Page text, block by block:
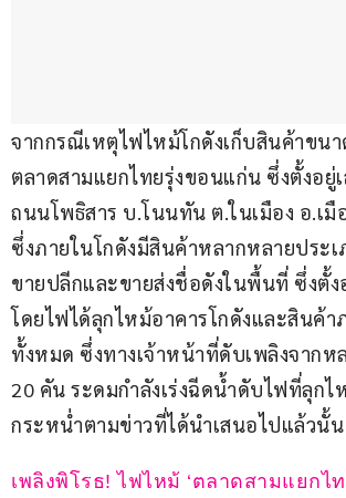
จากกรณีเหตุไฟไหม้โกดังเก็บสินค้าขน
ตลาดสามแยกไทยรุ่งขอนแก่น ซึ่งตั้งอยู่
ถนนโพธิสาร บ.โนนทัน ต.ในเมือง อ.เ
ซึ่งภายในโกดังมีสินค้าหลากหลายประ
ขายปลีกและขายส่งชื่อดังในพื้นที่ ซึ่งตั้
โดยไฟได้ลุกไหม้อาคารโกดังและสินค้า
ทั้งหมด ซึ่งทางเจ้าหน้าที่ดับเพลิงจากห
20 คัน ระดมกำลังเร่งฉีดน้ำดับไฟที่ลุกไ
กระหน่ำตามข่าวที่ได้นำเสนอไปแล้วนั้น
เพลิงพิโรธ! ไฟไหม้ ‘ตลาดสามแยกไท